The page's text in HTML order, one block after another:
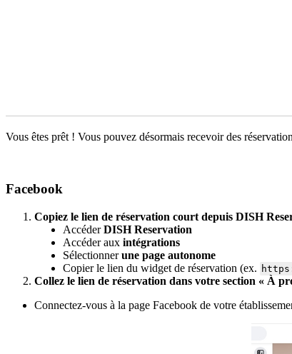
Vous êtes prêt ! Vous pouvez désormais recevoir des
Facebook
Copiez le lien de réservation court depuis DISH
AccéderDISH Reservation
Accéder aux intégrations
Sélectionnerune page autonome
Copier le lien du widget de réservation (ex.
Collez le lien de réservation dans votre section « À
Connectez-vous à la page Facebook de votre